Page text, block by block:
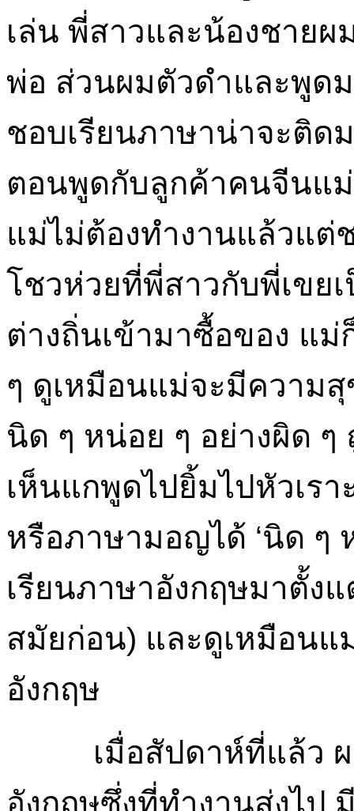
เล่น พี่สาวและน้องชาย
พ่อ ส่วนผมตัวดำและพูด
ชอบเรียนภาษาน่าจะติด
ตอนพูดกับลูกค้าคนจีนแ
แม่ไม่ต้องทำงานแล้วแต่
โชวห่วยที่พี่สาวกับพี่เขย
ต่างถิ่นเข้ามาซื้อของ แ
ๆ ดูเหมือนแม่จะมีความ
นิด ๆ หน่อย ๆ อย่างผิด ๆ
เห็นแกพูดไปยิ้มไปหัวเร
หรือภาษามอญได้ ‘นิด ๆ
เรียนภาษาอังกฤษมาตั้ง
สมัยก่อน) และดูเหมือน
อังกฤษ
เมื่อสัปดาห์ที่แล้ว
อังกฤษซึ่งที่ทำงานส่งไป